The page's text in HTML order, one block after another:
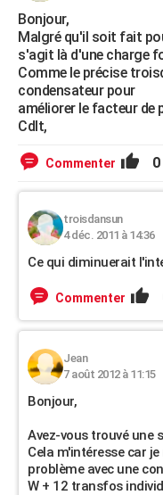
Bonjour,
Malgré qu'il soit fait
s'agit là d'une charge
Comme le précise
condensateur pour
améliorer le facteur de
Cdlt,
Commenter 0
troisdansun
4 déc. 2011 à 14:36
Ce qui diminuerait
Commenter
Jean
7 août 2012 à 11:15
Bonjour,
Avez-vous trouvé une
Cela m'intéresse car
problème avec une
W + 12 transfos